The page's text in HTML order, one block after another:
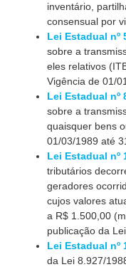
inventário,
consensual por
Lei Estadual nº
sobre a
eles relativos
Vigência de 01/
Lei Estadual nº
sobre a
quaisquer bens
01/03/1989 até
Lei Estadual nº
tributários
geradores
cujos valores
a R$ 1.500,00
publicação da
Lei Estadual nº
da Lei 8.927/